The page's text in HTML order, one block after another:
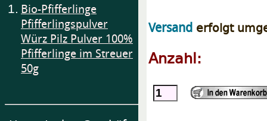
1. Bio-Pfifferlinge
Pfifferlingspulver
Würz Pilz Pulver 100%
Pfifferlinge im Streuer
50g
Versand erfolgt
Anzahl: